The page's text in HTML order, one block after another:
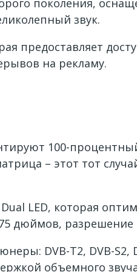
поколения,
звук.
предоставляет
на рекламу.
100-
– этот тот
LED, которая
дюймов, разрешение
DVB-T2, DVB-S2,
объемного